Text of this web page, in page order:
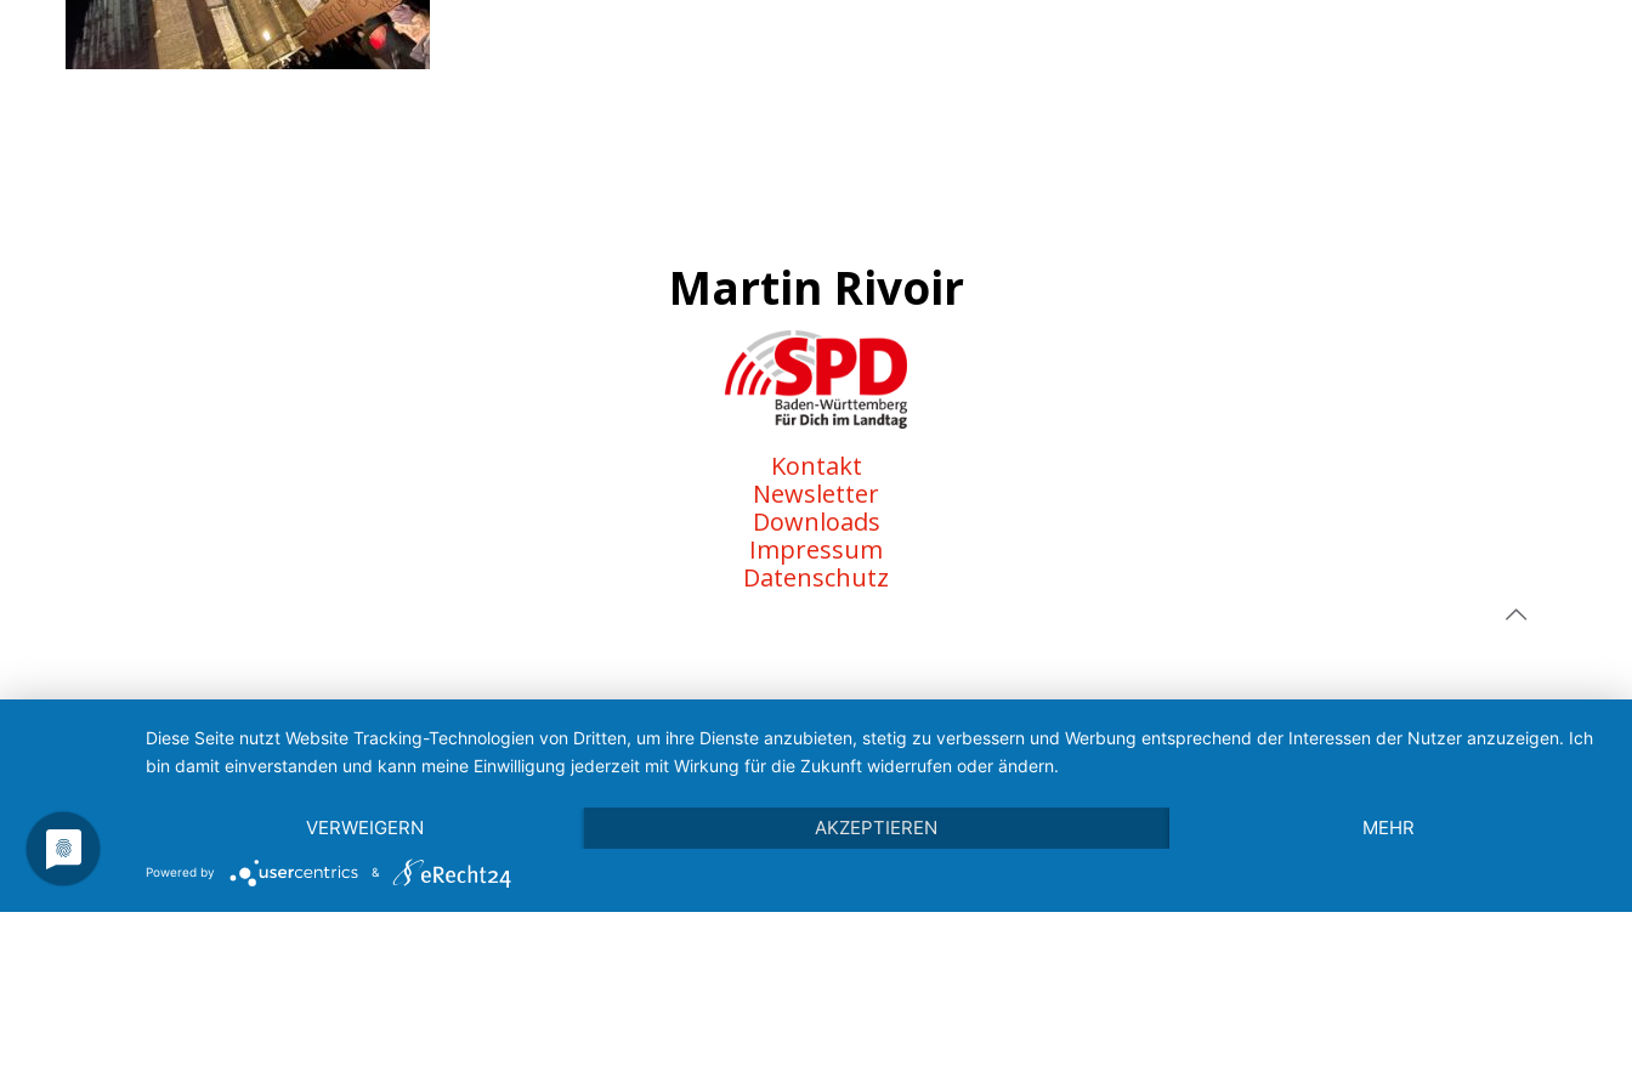
Martin Rivoir
Kontakt
Newsletter
Downloads
Impressum
Datenschutz
Diese Seite nutzt Website Tracking-Technologien von Dritten, um ihre Dienste anzubieten, stetig zu verbessern und Werbung entsprechend der Interessen der Nutzer anzuzeigen. Ich
bin damit einverstanden und kann meine Einwilligung jederzeit mit Wirkung für die Zukunft widerrufen oder ändern.
VERWEIGERN AKZEPTIEREN MEHR
Powered by &